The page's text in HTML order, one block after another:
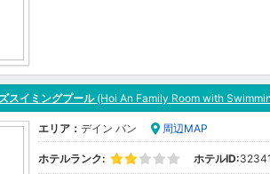
スイミングプール(Hoi An Family Room with
エリア： デイン バン 周辺MAP
ホテルランク: ホテルID: